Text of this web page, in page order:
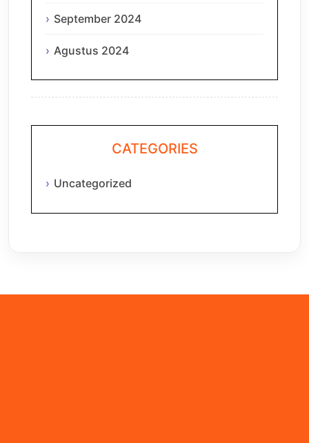
September 2024
Agustus 2024
CATEGORIES
Uncategorized